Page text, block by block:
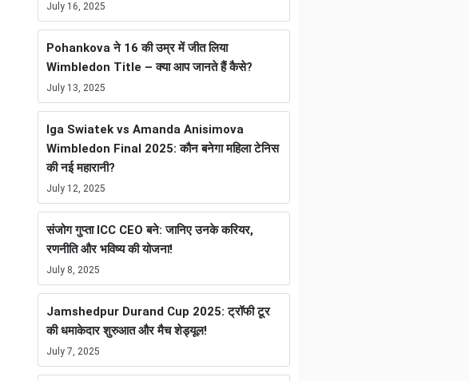
July 16, 2025
Pohankova ने 16 की उम्र में जीत लिया
Wimbledon Title – क्या आप जानते हैं कैसे?
July 13, 2025
Iga Swiatek vs Amanda Anisimova
Wimbledon Final 2025: कौन बनेगा महिला टेनिस
की नई महारानी?
July 12, 2025
संजोग गुप्ता ICC CEO बने: जानिए उनके करियर,
रणनीति और भविष्य की योजना!
July 8, 2025
Jamshedpur Durand Cup 2025: ट्रॉफी टूर
की धमाकेदार शुरुआत और मैच शेड्यूल!
July 7, 2025